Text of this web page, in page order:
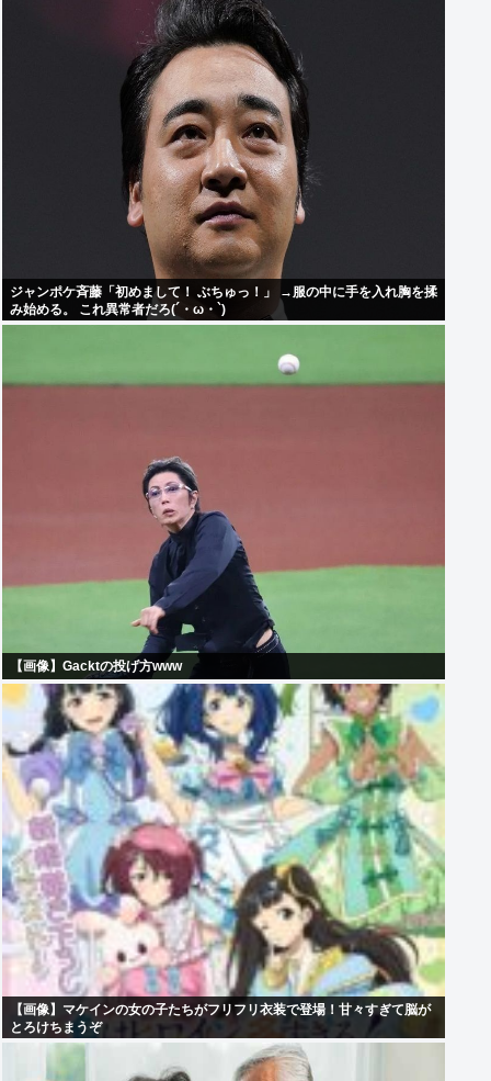
ジャンポケ斉藤「初めまして！ ぶちゅっ！」 →服の中に手を入れ胸を揉
み始める。 これ異常者だろ(´・ω・`)
【画像】Gacktの投げ方www
【画像】マケインの女の子たちがフリフリ衣装で登場！甘々すぎて脳が
とろけちまうぞ